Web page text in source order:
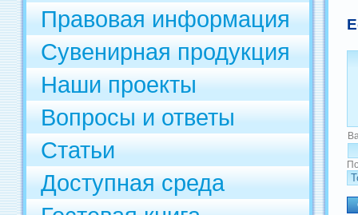
Правовая информация
Сувенирная продукция
Наши проекты
Вопросы и ответы
Статьи
Доступная среда